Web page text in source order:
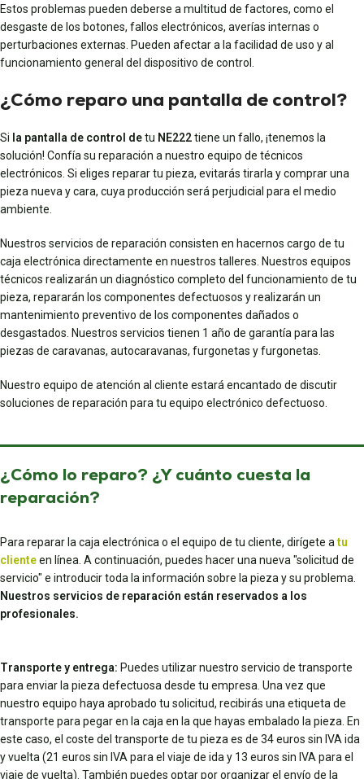
Estos problemas pueden deberse a multitud de factores, como el
desgaste de los botones, fallos electrónicos, averías internas o
perturbaciones externas. Pueden afectar a la facilidad de uso y al
funcionamiento general del dispositivo de control.
¿Cómo reparo una pantalla de control?
Si la pantalla de control detu NE222tiene un fallo, ¡tenemos la
solución! Confía su reparación a nuestro equipo de técnicos
electrónicos. Si eliges reparar tu pieza, evitarás tirarla y comprar una
pieza nueva y cara, cuya producción será perjudicial para el medio
ambiente.
Nuestros servicios de reparación consisten en hacernos cargo de tu
caja electrónica directamente en nuestros talleres. Nuestros equipos
técnicos realizarán un diagnóstico completo del funcionamiento de tu
pieza, repararán los componentes defectuosos y realizarán un
mantenimiento preventivo de los componentes dañados o
desgastados. Nuestros servicios tienen 1 año de garantía para las
piezas de caravanas, autocaravanas, furgonetas y furgonetas.
Nuestro equipo de atención al cliente estará encantado de discutir
soluciones de reparación para tu equipo electrónico defectuoso.
¿Cómo lo reparo? ¿Y cuánto cuesta la
reparación?
Para reparar la caja electrónica o el equipo de tu cliente, dirígete atu
clienteen línea. A continuación, puedes hacer una nueva "solicitud de
servicio" e introducir toda la información sobre la pieza y su problema.
Nuestros servicios de reparación están reservados a los
profesionales.
Transporte y entrega: Puedes utilizar nuestro servicio de transporte
para enviar la pieza defectuosa desde tu empresa. Una vez que
nuestro equipo haya aprobado tu solicitud, recibirás una etiqueta de
transporte para pegar en la caja en la que hayas embalado la pieza. En
este caso, el coste del transporte de tu pieza es de 34 euros sin IVA ida
y vuelta (21 euros sin IVA para el viaje de ida y 13 euros sin IVA para el
viaje de vuelta). También puedes optar por organizar el envío de la